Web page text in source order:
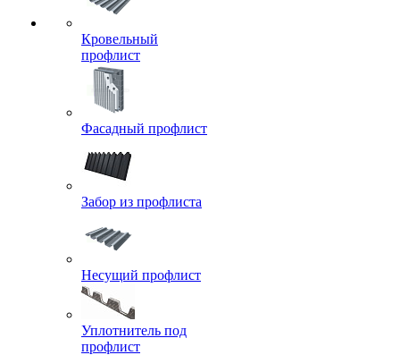
Кровельный
профлист
Фасадный профлист
Забор из профлиста
Несущий профлист
Уплотнитель под
профлист